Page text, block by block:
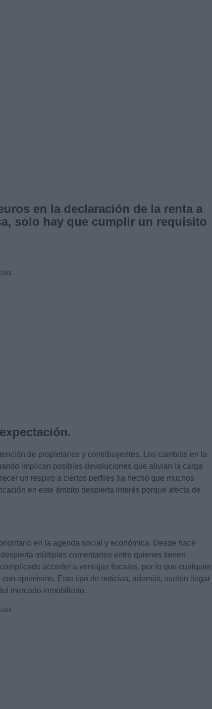
en la declaración de la renta a
solo hay que cumplir un requisito
de propietarios y contribuyentes. Los cambios en la
implican posibles devoluciones que alivian la carga
un respiro a ciertos perfiles ha hecho que muchos
en este ámbito despierta interés porque afecta de
en la agenda social y económica. Desde hace
múltiples comentarios entre quienes tienen
acceder a ventajas fiscales, por lo que cualquier
optimismo. Este tipo de noticias, además, suelen llegar
mercado inmobiliario.